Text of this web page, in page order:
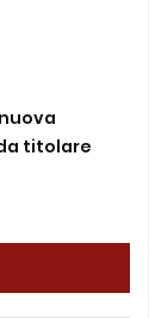
titolare